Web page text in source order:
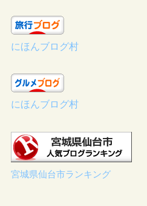
にほんブログ村
にほんブログ村
宮城県仙台市ランキング